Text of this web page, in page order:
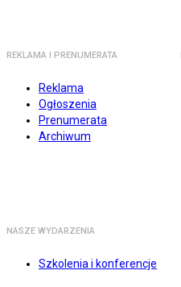
REKLAMA I PRENUMERATA
Reklama
Ogłoszenia
Prenumerata
Archiwum
NASZE WYDARZENIA
Szkolenia i konferencje